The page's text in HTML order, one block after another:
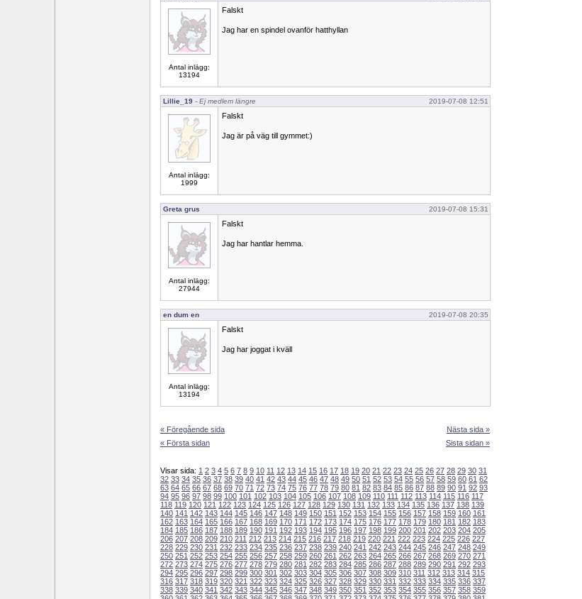
Antal inlägg:
13194
Falskt
Jag har en spindel ovanför hatthyllan
Lillie_19 - Ej medlem längre 2019-07-08 12:51
Antal inlägg:
1999
Falskt
Jag är på väg till gymmet:)
Greta grus 2019-07-08 15:31
Antal inlägg:
27944
Falskt
Jag har hantlar hemma.
en dum en 2019-07-08 20:35
Antal inlägg:
13194
Falskt
Jag har joggat i kväll
« Föregående sida
« Första sidan
Nästa sida »
Sista sidan »
Visar sida: 1 2 3 4 5 6 7 8 9 10 11 12 13 14 15 16 17 18 19 20 21 22 23 24 25 26 27 28 29 30 31
32 33 34 35 36 37 38 39 40 41 42 43 44 45 46 47 48 49 50 51 52 53 54 55 56 57 58 59 60 61 62
63 64 65 66 67 68 69 70 71 72 73 74 75 76 77 78 79 80 81 82 83 84 85 86 87 88 89 90 91 92 93
94 95 96 97 98 99 100 101 102 103 104 105 106 107 108 109 110 111 112 113 114 115 116 117
118 119 120 121 122 123 124 125 126 127 128 129 130 131 132 133 134 135 136 137 138 139
140 141 142 143 144 145 146 147 148 149 150 151 152 153 154 155 156 157 158 159 160 161
162 163 164 165 166 167 168 169 170 171 172 173 174 175 176 177 178 179 180 181 182 183
184 185 186 187 188 189 190 191 192 193 194 195 196 197 198 199 200 201 202 203 204 205
206 207 208 209 210 211 212 213 214 215 216 217 218 219 220 221 222 223 224 225 226 227
228 229 230 231 232 233 234 235 236 237 238 239 240 241 242 243 244 245 246 247 248 249
250 251 252 253 254 255 256 257 258 259 260 261 262 263 264 265 266 267 268 269 270 271
272 273 274 275 276 277 278 279 280 281 282 283 284 285 286 287 288 289 290 291 292 293
294 295 296 297 298 299 300 301 302 303 304 305 306 307 308 309 310 311 312 313 314 315
316 317 318 319 320 321 322 323 324 325 326 327 328 329 330 331 332 333 334 335 336 337
338 339 340 341 342 343 344 345 346 347 348 349 350 351 352 353 354 355 356 357 358 359